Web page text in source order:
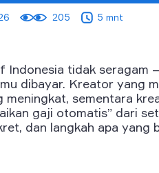
205 5 mnt
Indonesia tidak seragam
dibayar. Kreator yang
meningkat, sementara
gaji otomatis” dari
dan langkah apa yang